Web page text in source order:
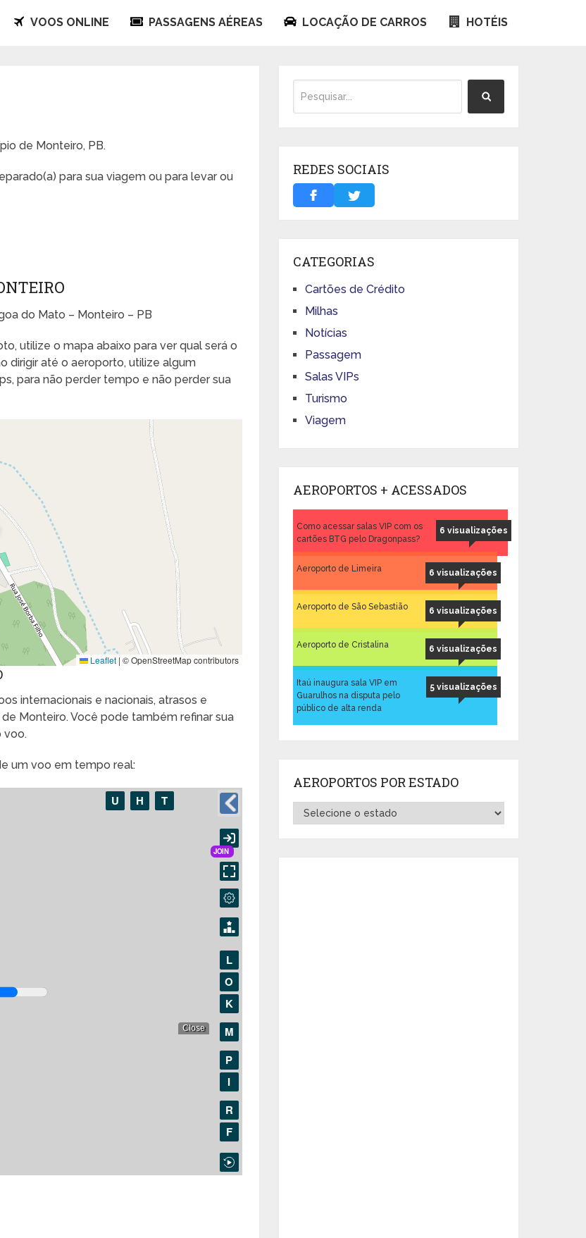
VOOS ONLINE PASSAGENS AÉREAS LOCAÇÃO DE CARROS HOTÉIS
de Monteiro, PB.
para sua viagem ou para levar ou
do Mato – Monteiro – PB
utilize o mapa abaixo para ver qual será o
dirigir até o aeroporto, utilize algum
para não perder tempo e não perder sua
Leaflet | © OpenStreetMap contributors
internacionais e nacionais, atrasos e
Monteiro. Você pode também refinar sua
voo.
um voo em tempo real:
REDES SOCIAIS
CATEGORIAS
Cartões de Crédito
Milhas
Notícias
Passagem
Salas VIPs
Turismo
Viagem
AEROPORTOS + ACESSADOS
6 visualizações
Como acessar salas VIP com os
cartões BTG pelo Dragonpass?
6 visualizações
Aeroporto de Limeira
6 visualizações
Aeroporto de São Sebastião
6 visualizações
Aeroporto de Cristalina
5 visualizações
Itaú inaugura sala VIP em
Guarulhos na disputa pelo
público de alta renda
AEROPORTOS POR ESTADO
Aeroportos
por